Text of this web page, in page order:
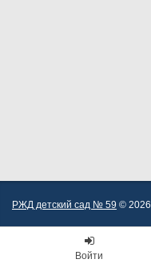
РЖД детский сад № 59 © 2026
Войти